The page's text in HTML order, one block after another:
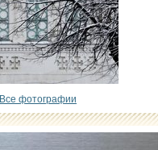
Все фотографии